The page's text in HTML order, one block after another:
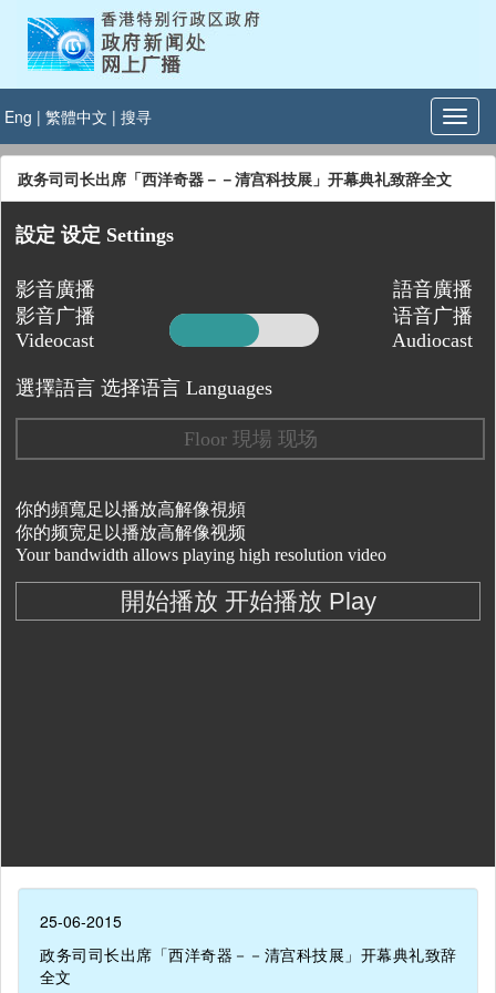
Eng | 繁體中文 | 搜寻
政务司司长出席「西洋奇器－－清宫科技展」开幕典礼致辞全文
25-06-2015
政务司司长出席「西洋奇器－－清宫科技展」开幕典礼致辞
全文